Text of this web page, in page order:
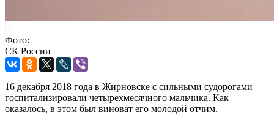
Фото:
СК России
16 декабря 2018 года в Жирновске с сильными судорогами
госпитализировали четырехмесячного мальчика. Как
оказалось, в этом был виноват его молодой отчим.